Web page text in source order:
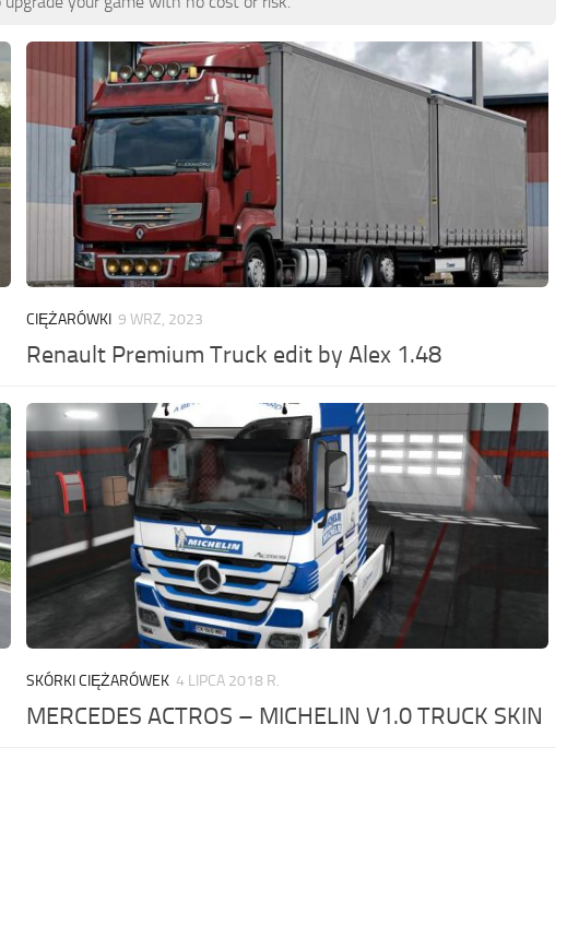
CIĘŻARÓWKI 9 WRZ, 2023
Renault Premium Truck edit by Alex 1.48
SKÓRKI CIĘŻARÓWEK 4 LIPCA 2018 R.
MERCEDES ACTROS – MICHELIN V1.0 TRUCK SKIN